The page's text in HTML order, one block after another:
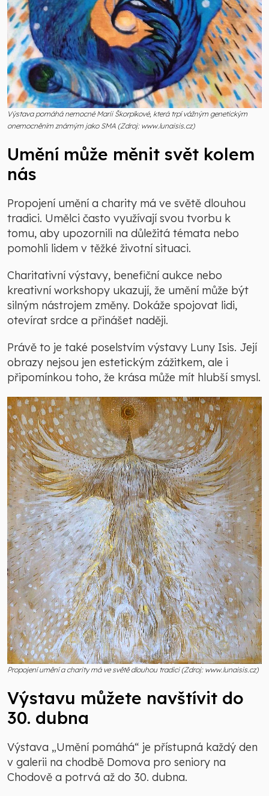
Výstava pomáhá nemocné Marii Škorpíkové, která trpí vážným genetickým
onemocněním známým jako SMA (Zdroj: www.lunaisis.cz)
Umění může měnit svět kolem
nás
Propojení umění a charity má ve světě dlouhou
tradici. Umělci často využívají svou tvorbu k
tomu, aby upozornili na důležitá témata nebo
pomohli lidem v těžké životní situaci.
Charitativní výstavy, benefiční aukce nebo
kreativní workshopy ukazují, že umění může být
silným nástrojem změny. Dokáže spojovat lidi,
otevírat srdce a přinášet naději.
Právě to je také poselstvím výstavy Luny Isis. Její
obrazy nejsou jen estetickým zážitkem, ale i
připomínkou toho, že krása může mít hlubší smysl.
Propojení umění a charity má ve světě dlouhou tradici (Zdroj: www.lunaisis.cz)
Výstavu můžete navštívit do
30. dubna
Výstava „Umění pomáhá“ je přístupná každý den
v galerii na chodbě Domova pro seniory na
Chodově a potrvá až do 30. dubna.